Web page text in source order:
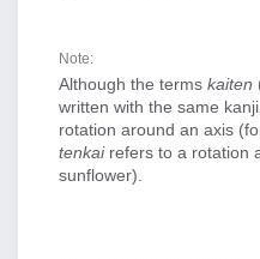
Note:
Although the terms kaiten
written with the same kanji,
rotation around an axis
tenkairefers to a rotation
sunflower).